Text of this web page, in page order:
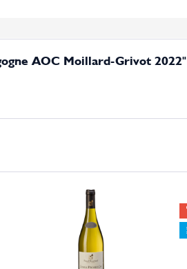
AOC Moillard-Grivot 2022"